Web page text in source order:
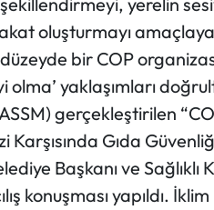
oluşturmayı
bir COP
olma’ yaklaşımları
gerçekleştirilen
Gıda
Başkanı ve Sağlıklı
konuşması yapıldı.